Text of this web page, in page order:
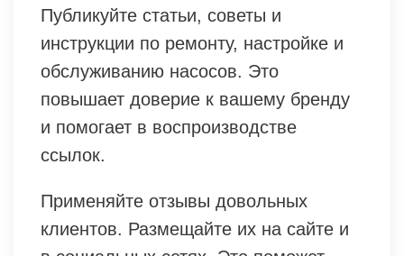
Публикуйте статьи, советы и
инструкции по ремонту, настройке и
обслуживанию насосов. Это
повышает доверие к вашему бренду
и помогает в воспроизводстве
ссылок.
Применяйте отзывы довольных
клиентов. Размещайте их на сайте и